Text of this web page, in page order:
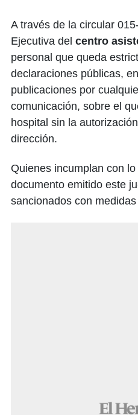
A través de la circular
Ejecutiva del centro
personal que queda
declaraciones públicas,
publicaciones por
comunicación, sobre el
hospital sin la
dirección.
Quienes incumplan con
documento emitido este
sancionados con